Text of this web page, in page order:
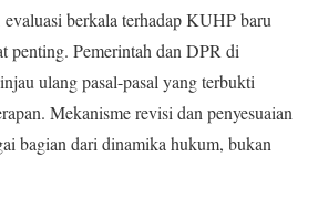
berkala terhadap KUHP baru
penting. Pemerintah dan DPR di
ulang pasal-pasal yang terbukti
Mekanisme revisi dan penyesuaian
bagian dari dinamika hukum, bukan